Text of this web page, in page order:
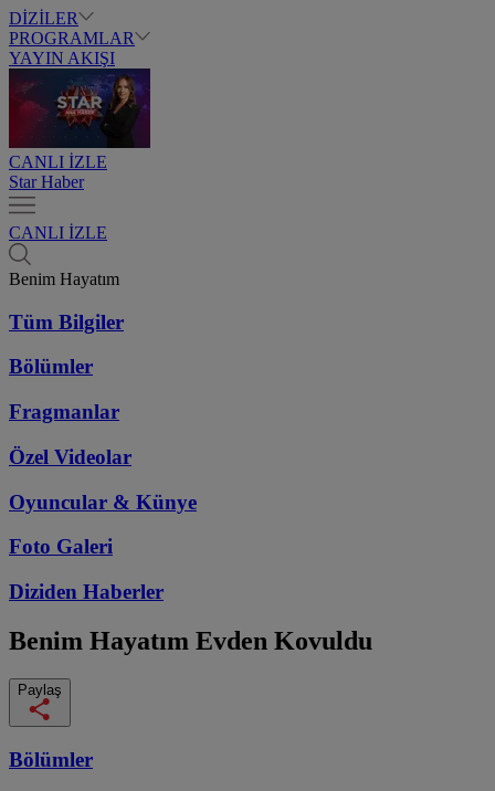
DİZİLER
PROGRAMLAR
YAYIN AKIŞI
CANLI İZLE
Star Haber
CANLI İZLE
Benim Hayatım
Tüm Bilgiler
Bölümler
Fragmanlar
Özel Videolar
Oyuncular & Künye
Foto Galeri
Diziden Haberler
Benim Hayatım Evden Kovuldu
Paylaş
Bölümler